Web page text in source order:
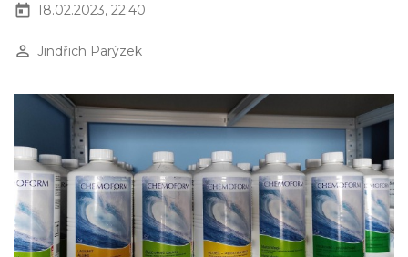
today 18.02.2023, 22:40
perm_identity Jindřich Parýzek